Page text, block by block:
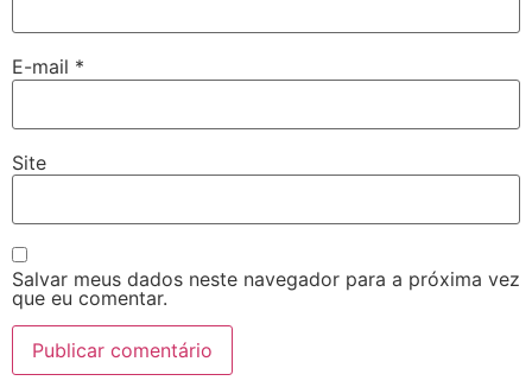
E-mail *
Site
Salvar meus dados neste navegador para a próxima vez
que eu comentar.